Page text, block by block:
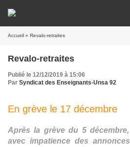
Accueil » Revalo-retraites
Revalo-retraites
Publié le 12/12/2019 à 15:06
Par Syndicat des Enseignants-Unsa 92
En grève le 17 décembre
Après la grève du 5
avec impatience des